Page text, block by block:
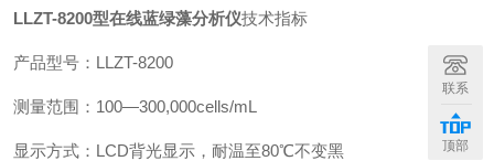
LLZT-8200型在线蓝绿藻分析仪技术指标
产品型号：LLZT-8200
测量范围：100—300,000cells/mL
显示方式：LCD背光显示，耐温至80℃不变黑
联系
顶部